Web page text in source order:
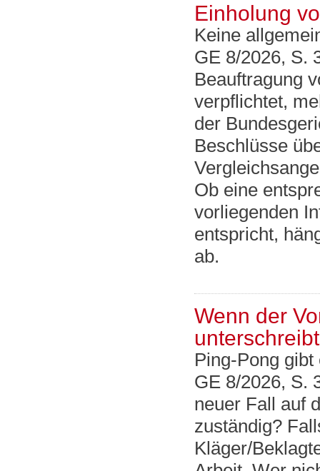
Einholung
Keine
GE 8/2026, S.
Beauftragung
verpflichtet,
der
Beschlüsse
Ob eine
vorliegenden
entspricht,
ab.
Wenn der
unterschreibt
Ping-Pong
GE 8/2026, S.
neuer Fall auf
zuständig?
Kläger/